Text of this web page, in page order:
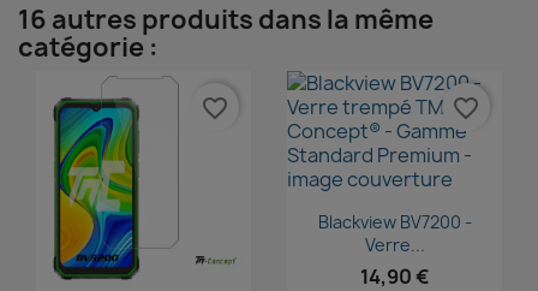
16 autres produits dans la même
catégorie :
favorite_border
Aperçu rapide
Blackview BV7200 -
Verre...
14,90 €
favorite_border